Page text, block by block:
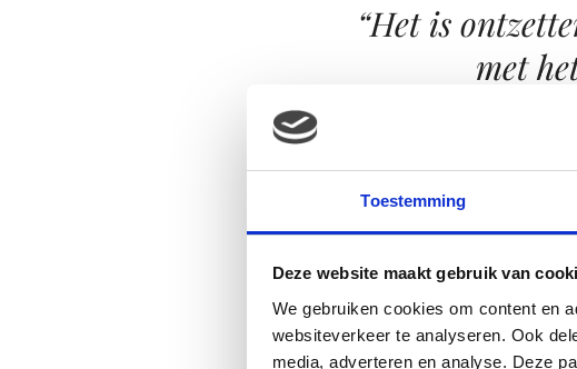
Toestemming
Deze website maakt gebruik van
We gebruiken cookies om content en
websiteverkeer te analyseren. Ook
media, adverteren en analyse. Deze
“Het is
met
Tip 1: Laat je kind op zijn/
Het is ontzettend belangrijk dat je
weg zit. Dus een kind tot de leeftijd
nacht op zijn/haar rug in bed. Leg je
baby zichzelf omdraaien en kan je
Tip 2: Laat je baby slapen